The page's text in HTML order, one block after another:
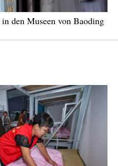
den Museen von Baoding